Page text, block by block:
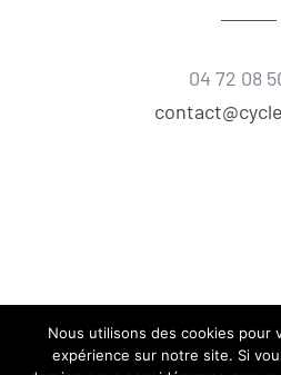
04 72 08
Nous utilisons des cookies pour
expérience sur notre site. Si